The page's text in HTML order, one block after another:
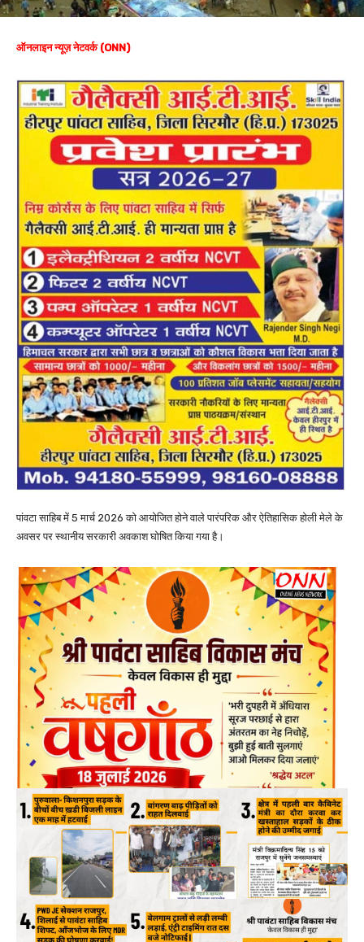
ऑनलाइन न्यूज़ नेटवर्क (ONN)
पांवटा साहिब में 5 मार्च 2026 को आयोजित होने वाले पारंपरिक और ऐतिहासिक होली मेले के
अवसर पर स्थानीय सरकारी अवकाश घोषित किया गया है।